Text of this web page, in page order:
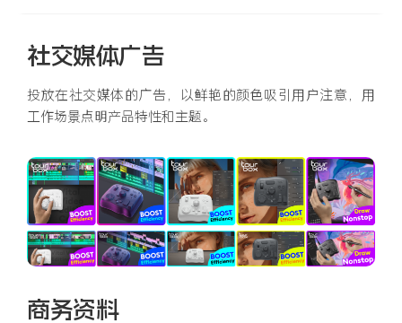
社交媒体广告
投放在社交媒体的广告，以鲜艳的颜色吸引用户注意，用
工作场景点明产品特性和主题。
商务资料